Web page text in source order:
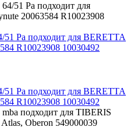
51 Pa подходит для BERETTA
R10023908 10030492
51 Pa подходит для BERETTA
R10023908 10030492